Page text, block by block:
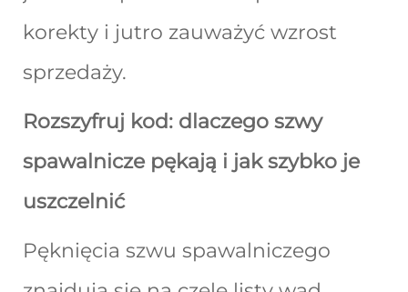
korekty i jutro zauważyć wzrost
sprzedaży.
Rozszyfruj kod: dlaczego szwy
spawalnicze pękają i jak szybko je
uszczelnić
Pęknięcia szwu spawalniczego